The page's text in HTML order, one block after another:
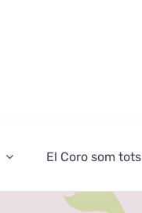
El Coro som tots